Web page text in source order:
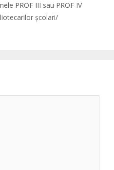
PROF III sau PROF IV
școlari/